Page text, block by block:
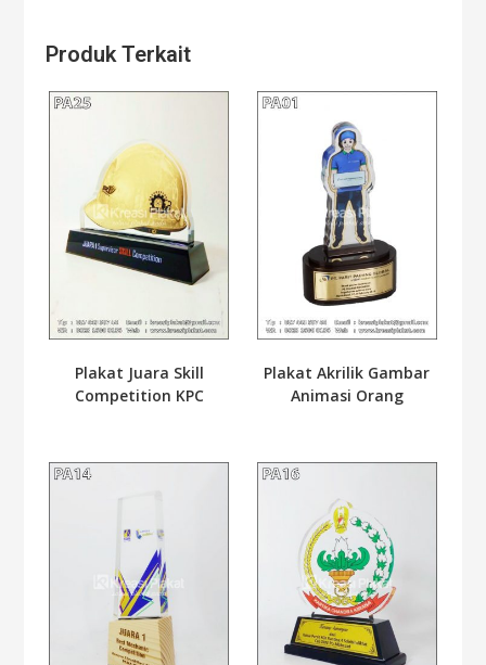
Produk Terkait
Plakat Juara Skill
Competition KPC
Plakat Akrilik Gambar
Animasi Orang